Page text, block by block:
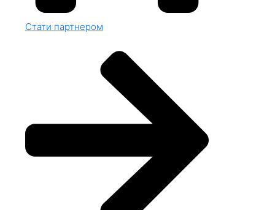
Стати партнером